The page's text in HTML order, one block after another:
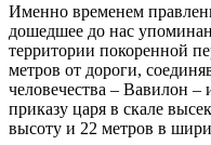
Именно временем
дошедшее до нас
территории покоренной
метров от дороги,
человечества – Вавилон
приказу царя в скале
высоту и 22 метров в